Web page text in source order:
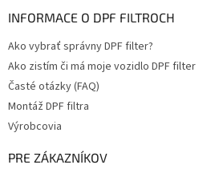
INFORMACE O DPF FILTROCH
Ako vybrať správny DPF filter?
Ako zistím či má moje vozidlo DPF filter
Časté otázky (FAQ)
Montáž DPF filtra
Výrobcovia
PRE ZÁKAZNÍKOV